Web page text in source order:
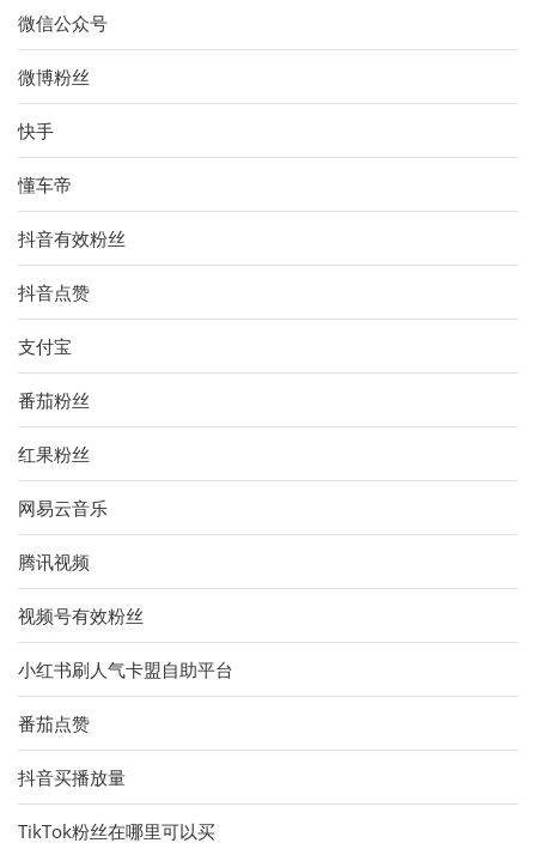
微信公众号
微博粉丝
快手
懂车帝
抖音有效粉丝
抖音点赞
支付宝
番茄粉丝
红果粉丝
网易云音乐
腾讯视频
视频号有效粉丝
小红书刷人气卡盟自助平台
番茄点赞
抖音买播放量
TikTok粉丝在哪里可以买